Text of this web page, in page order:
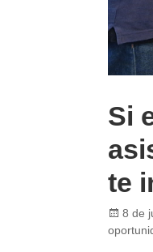
Si
te
on
8 de